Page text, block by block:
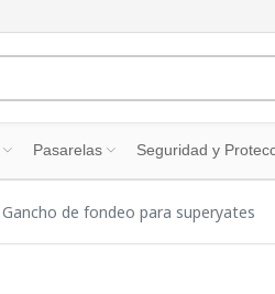
Pasarelas Seguridad y
Gancho de fondeo para superyates